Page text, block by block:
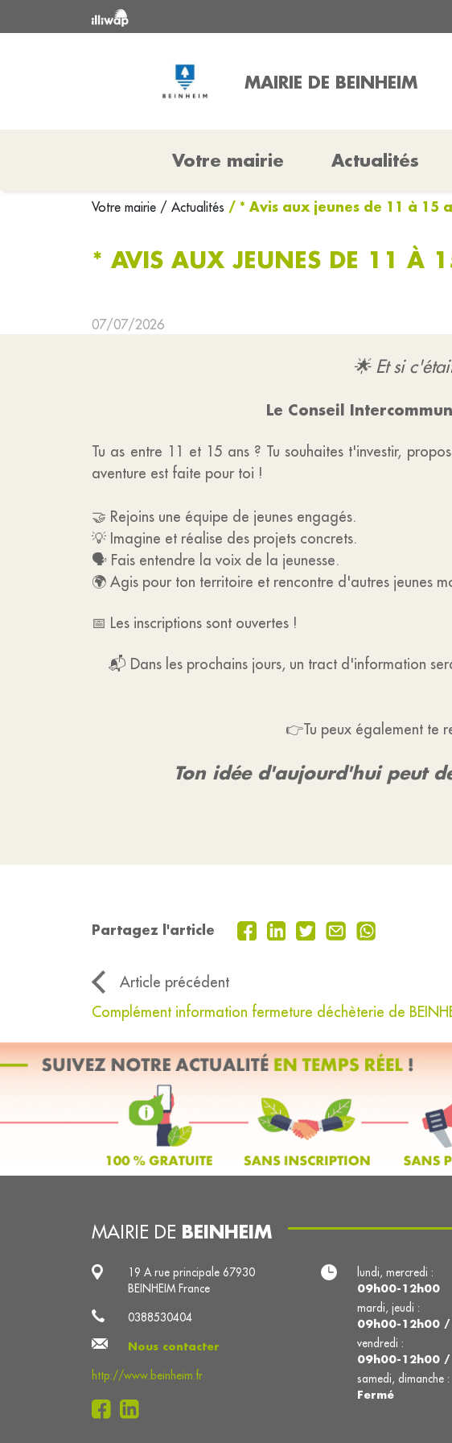
MAIRIE DE BEINHEIM
Votre mairie Actualités
Votre mairie / Actualités / * Avis aux jeunes de 11 à 15
* AVIS AUX JEUNES DE 11 À
07/07/2026
🌟 Et si
Le Conseil
Tu as entre 11 et 15 ans ? Tu souhaites t'investir,
aventure est faite pour toi !
🤝 Rejoins une équipe de jeunes engagés.
💡 Imagine et réalise des projets concrets.
🗣️ Fais entendre la voix de la jeunesse.
🌍 Agis pour ton territoire et rencontre d'autres jeunes
📅 Les inscriptions sont ouvertes !
📬 Dans les prochains jours, un tract d'information
👉Tu peux également te
Ton idée d'aujourd'hui peut
Partagez l'article
Article précédent
Complément information fermeture déchèterie de
MAIRIE DE BEINHEIM
19 A rue principale 67930
BEINHEIM France
0388530404
Nous contacter
http://www.beinheim.fr
lundi, mercredi :
09h00-12h00
mardi, jeudi :
09h00-12h00
vendredi :
09h00-12h00
samedi, dimanche :
Fermé